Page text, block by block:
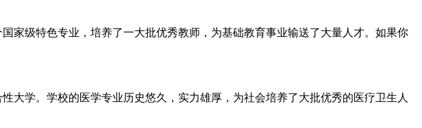
家级特色专业，培养了一大批优秀教师，为基础教育事业输送了大量人才。如果你
大学。学校的医学专业历史悠久，实力雄厚，为社会培养了大批优秀的医疗卫生人